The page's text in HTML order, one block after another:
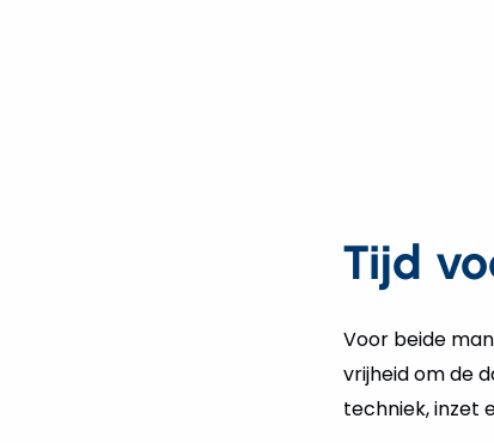
Tijd
Voor beide
vrijheid om de
techniek, inzet